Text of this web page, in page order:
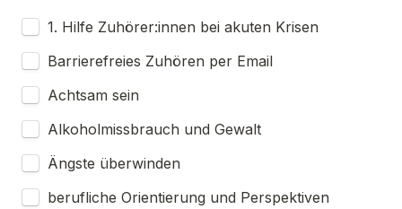
1. Hilfe Zuhörer:innen bei akuten Krisen
Barrierefreies Zuhören per Email
Achtsam sein
Alkoholmissbrauch und Gewalt
Ängste überwinden
berufliche Orientierung und Perspektiven